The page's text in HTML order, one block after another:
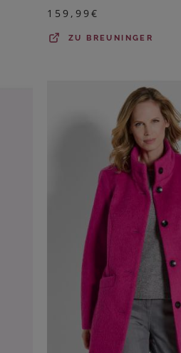
159,99€
ZU BREUNINGER